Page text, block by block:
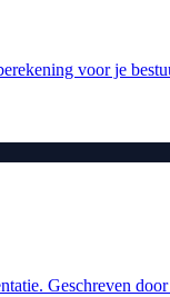
voor je
Geschreven